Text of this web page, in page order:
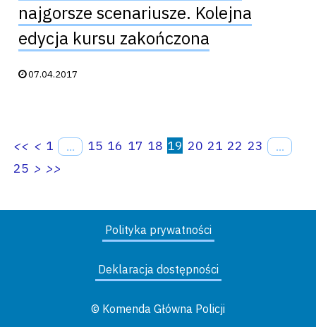
najgorsze scenariusze. Kolejna
edycja kursu zakończona
Data publikacji:
07.04.2017
<< < 1 ... 15 16 17 18 19 20 21 22 23
...
25 > >>
Polityka prywatności
Deklaracja dostępności
© Komenda Główna Policji